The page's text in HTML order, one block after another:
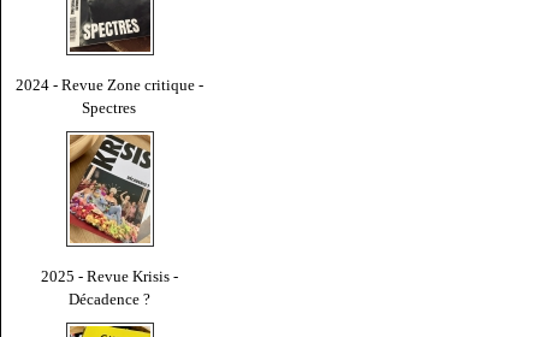
2024 - Revue Zone critique -
Spectres
2025 - Revue Krisis -
Décadence ?